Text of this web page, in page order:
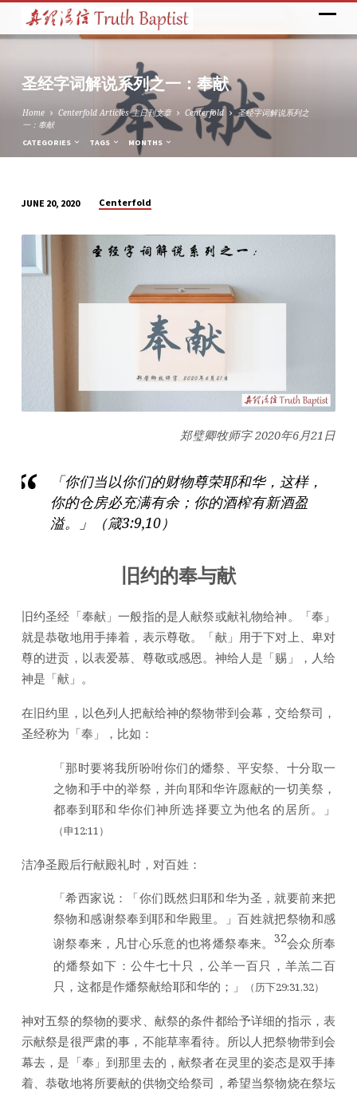
圣经字词解说系列之一：奉献
Home Centerfold Articles 主日刊文章 Centerfold
圣经字词解说系列之
一：奉献
CATEGORIES TAGS MONTHS
经
字
词
一：
奉
JUNE 20, 2020 Centerfold
郑璧卿牧师字 2020年6月21日
「你们当以你们的财物尊荣耶和华，这样，
你的仓房必充满有余；你的酒榨有新酒盈
溢。」（箴3:9,10）
旧约的奉与献
旧约圣经「奉献」一般指的是人献祭或献礼物给神。「奉」
就是恭敬地用手捧着，表示尊敬。「献」用于下对上、卑对
尊的进贡，以表爱慕、尊敬或感恩。神给人是「赐」，人给
神是「献」。
在旧约里，以色列人把献给神的祭物带到会幕，交给祭司，
圣经称为「奉」，比如：
「那时要将我所吩咐你们的燔祭、平安祭、十分取一
之物和手中的举祭，并向耶和华许愿献的一切美祭，
都奉到耶和华你们神所选择要立为他名的居所。」
（申12:11）
洁净圣殿后行献殿礼时，对百姓：
「希西家说：「你们既然归耶和华为圣，就要前来把
祭物和感谢祭奉到耶和华殿里。」百姓就把祭物和感
谢祭奉来，凡甘心乐意的也将燔祭奉来。 32会众所奉
的燔祭如下：公牛七十只，公羊一百只，羊羔二百
只，这都是作燔祭献给耶和华的；」
（历下29:31,32）
神对五祭的祭物的要求、献祭的条件都给予详细的指示，表
示献祭是很严肃的事，不能草率看待。所以人把祭物带到会
幕去，是「奉」到那里去的，献祭者在灵里的姿态是双手捧
着、恭敬地将所要献的供物交给祭司，希望当祭物烧在祭坛